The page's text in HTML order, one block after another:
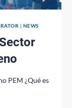
| NEWS
PEM ¿Qué es